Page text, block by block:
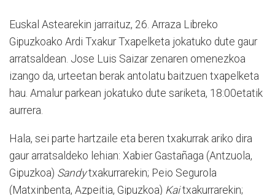
Euskal Astearekin jarraituz, 26. Arraza Libreko
Gipuzkoako Ardi Txakur Txapelketa jokatuko dute gaur
arratsaldean. Jose Luis Saizar zenaren omenezkoa
izango da, urteetan berak antolatu baitzuen txapelketa
hau. Amalur parkean jokatuko dute sariketa, 18:00etatik
aurrera.
Hala, sei parte hartzaile eta beren txakurrak ariko dira
gaur arratsaldeko lehian: Xabier Gastañaga (Antzuola,
Gipuzkoa) Sandytxakurrarekin; Peio Segurola
(Matxinbenta, Azpeitia, Gipuzkoa) Kaitxakurrarekin;